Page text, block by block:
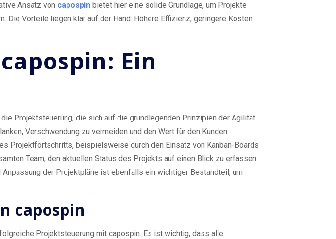
Ansatz von capospinbietet hier eine solide Grundlage, um Projekte
Die Vorteile liegen klar auf der Hand: Höhere Effizienz, geringere Kosten
Ein
Projektsteuerung, die sich auf die grundlegenden Prinzipien der Agilität
Verschwendung zu vermeiden und den Wert für den Kunden
Projektfortschritts, beispielsweise durch den Einsatz von Kanban-Boards
Team, den aktuellen Status des Projekts auf einen Blick zu erfassen
der Projektpläne ist ebenfalls ein wichtiger Bestandteil, um
capospin
Projektsteuerung mit capospin. Es ist wichtig, dass alle